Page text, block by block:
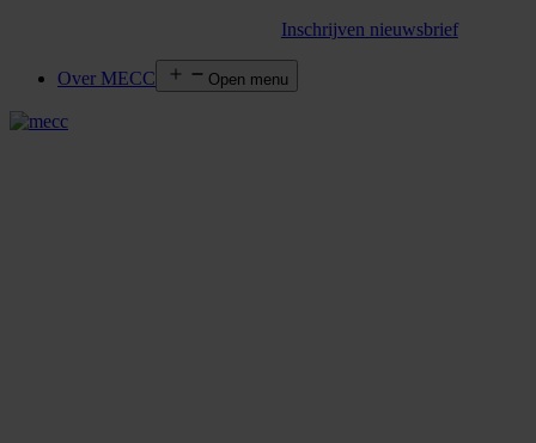
Inschrijven nieuwsbrief
Over MECC Open menu